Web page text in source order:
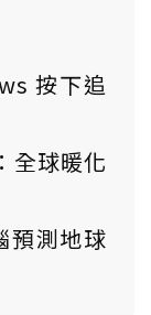
按下追
全球暖化
預測地球